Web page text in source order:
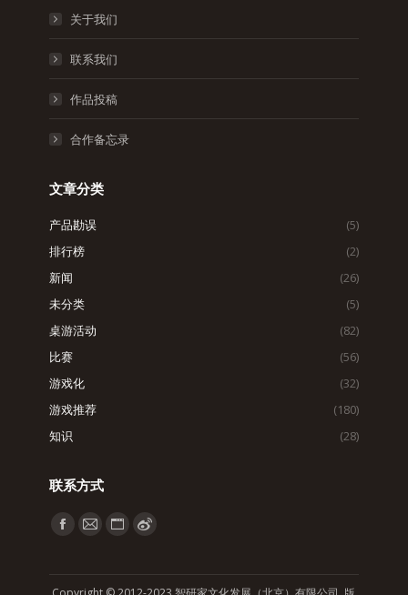
关于我们
联系我们
作品投稿
合作备忘录
文章分类
产品勘误
(5)
排行榜
(2)
新闻
(26)
未分类
(5)
桌游活动
(82)
比赛
(56)
游戏化
(32)
游戏推荐
(180)
知识
(28)
联系方式
找到我们：
Facebook
Mail WebsiteWeibo